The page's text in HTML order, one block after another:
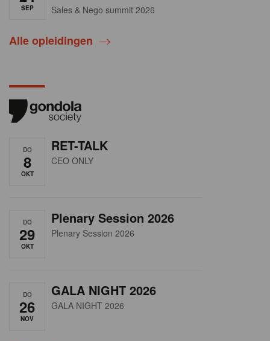
SEP Sales & Nego summit 2026
Alle opleidingen
DO
8
OKT
RET-TALK
CEO ONLY
DO
29
OKT
Plenary Session 2026
Plenary Session 2026
DO
26
NOV
GALA NIGHT 2026
GALA NIGHT 2026